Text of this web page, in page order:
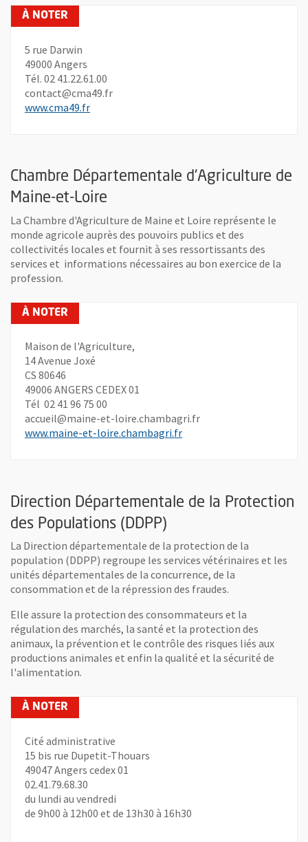
5 rue Darwin
49000 Angers
Tél. 02 41.22.61.00
contact@cma49.fr
www.cma49.fr, Ouvre une nouvelle fenêtre
Chambre Départementale d'Agriculture de
Maine-et-Loire
La Chambre d'Agriculture de Maine et Loire représente le
monde agricole auprès des pouvoirs publics et des
collectivités locales et fournit à ses ressortissants des
services et informations nécessaires au bon exercice de la
profession.
Maison de l'Agriculture,
14 Avenue Joxé
CS 80646
49006 ANGERS CEDEX 01
Tél 02 41 96 75 00
accueil@maine-et-loire.chambagri.fr
www.maine-et-loire.chambagri.fr, Ouvre une nouvelle
Direction Départementale de la Protection
des Populations (DDPP)
La Direction départementale de la protection de la
population (DDPP) regroupe les services vétérinaires et les
unités départementales de la concurrence, de la
consommation et de la répression des fraudes.
Elle assure la protection des consommateurs et la
régulation des marchés, la santé et la protection des
animaux, la prévention et le contrôle des risques liés aux
productions animales et enfin la qualité et la sécurité de
l'alimentation.
Cité administrative
15 bis rue Dupetit-Thouars
49047 Angers cedex 01
02.41.79.68.30
du lundi au vendredi
de 9h00 à 12h00 et de 13h30 à 16h30